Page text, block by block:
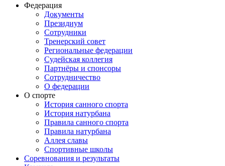
Федерация
Документы
Президиум
Сотрудники
Тренерский совет
Региональные федерации
Судейская коллегия
Партнёры и спонсоры
Сотрудничество
О федерации
О спорте
История санного спорта
История натурбана
Правила санного спорта
Правила натурбана
Аллея славы
Спортивные школы
Соревнования и результаты